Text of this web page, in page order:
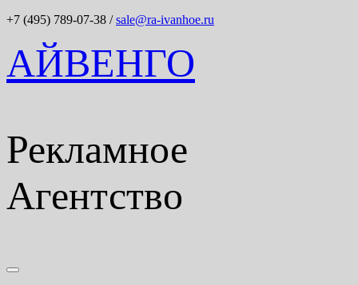
+7 (495) 789-07-38 /sale@ra-ivanhoe.ru
АЙВЕНГО
Рекламное
Агентство